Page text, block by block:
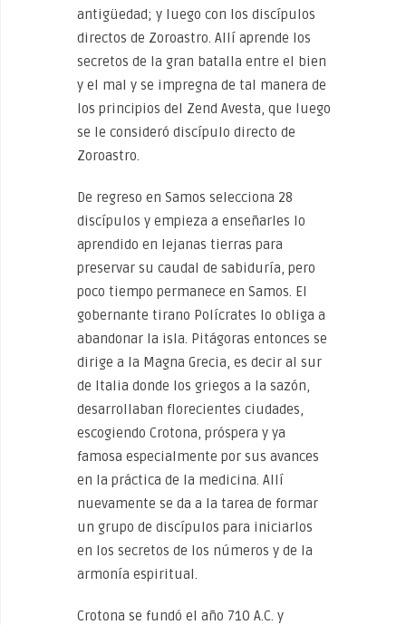
antigüedad; y luego con los discípulos
directos de Zoroastro. Allí aprende los
secretos de la gran batalla entre el bien
y el mal y se impregna de tal manera de
los principios del Zend Avesta, que luego
se le consideró discípulo directo de
Zoroastro.
De regreso en Samos selecciona 28
discípulos y empieza a enseñarles lo
aprendido en lejanas tierras para
preservar su caudal de sabiduría, pero
poco tiempo permanece en Samos. El
gobernante tirano Polícrates lo obliga a
abandonar la isla. Pitágoras entonces se
dirige a la Magna Grecia, es decir al sur
de Italia donde los griegos a la sazón,
desarrollaban florecientes ciudades,
escogiendo Crotona, próspera y ya
famosa especialmente por sus avances
en la práctica de la medicina. Allí
nuevamente se da a la tarea de formar
un grupo de discípulos para iniciarlos
en los secretos de los números y de la
armonía espiritual.
Crotona se fundó el año 710 A.C. y